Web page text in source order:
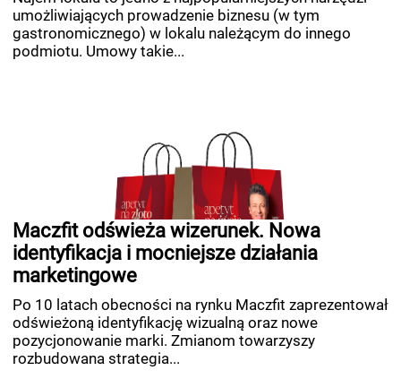
umożliwiających prowadzenie biznesu (w tym
gastronomicznego) w lokalu należącym do innego
podmiotu. Umowy takie...
Maczfit odświeża wizerunek. Nowa
identyfikacja i mocniejsze działania
marketingowe
Po 10 latach obecności na rynku Maczfit zaprezentował
odświeżoną identyfikację wizualną oraz nowe
pozycjonowanie marki. Zmianom towarzyszy
rozbudowana strategia...